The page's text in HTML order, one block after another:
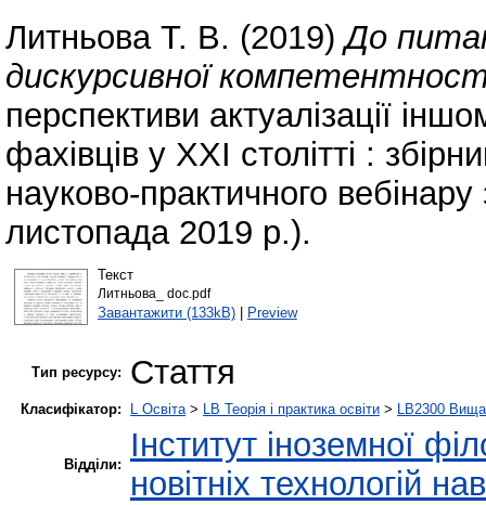
Литньова Т. В. (2019)До
дискурсивної
перспективи актуалізації
фахівців у ХХІ столітті :
науково-практичного
листопада 2019 р.).
Текст
Литньова_ doc.pdf
Завантажити (133kB)| Preview
Тип ресурсу: Стаття
Класифікатор: L Освіта> LB Теорія і практика освіти > LB2300 Вища
Відділи:
Інститут іноземної
новітніх технологій